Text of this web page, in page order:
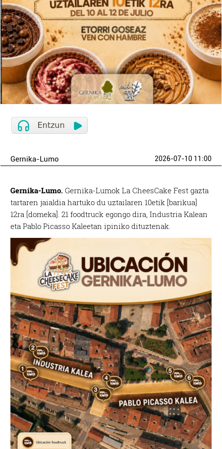
Gernika-Lumo 2026-07-10 11:00
Gernika-Lumo.Gernika-Lumok La CheesCake Fest gazta
tartaren jaialdia hartuko du uztailaren 10etik [barikua]
12ra [domeka]. 21 foodtruck egongo dira, Industria Kalean
eta Pablo Picasso Kaleetan ipiniko dituztenak.